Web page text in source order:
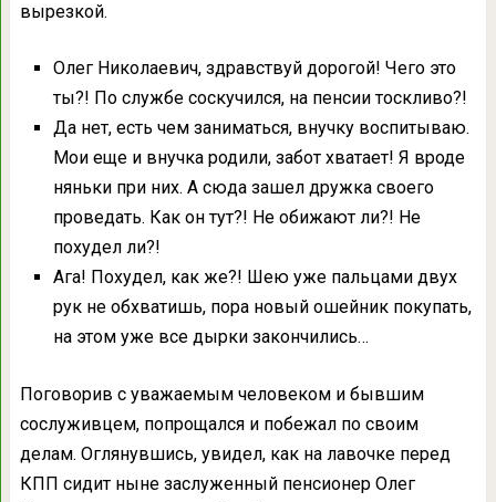
вырезкой.
Олег Николаевич, здравствуй дорогой! Чего это
ты?! По службе соскучился, на пенсии тоскливо?!
Да нет, есть чем заниматься, внучку воспитываю.
Мои еще и внучка родили, забот хватает! Я вроде
няньки при них. А сюда зашел дружка своего
проведать. Как он тут?! Не обижают ли?! Не
похудел ли?!
Ага! Похудел, как же?! Шею уже пальцами двух
рук не обхватишь, пора новый ошейник покупать,
на этом уже все дырки закончились…
Поговорив с уважаемым человеком и бывшим
сослуживцем, попрощался и побежал по своим
делам. Оглянувшись, увидел, как на лавочке перед
КПП сидит ныне заслуженный пенсионер Олег